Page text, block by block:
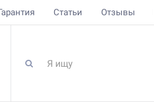
Статьи Отзывы